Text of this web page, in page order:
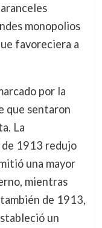
monopolios
favoreciera a
por la
que sentaron
La
de 1913 redujo
una mayor
mientras
de 1913,
un